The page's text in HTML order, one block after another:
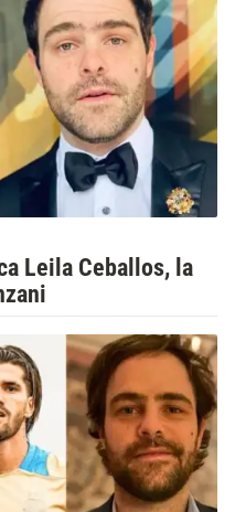
Leila Ceballos, la